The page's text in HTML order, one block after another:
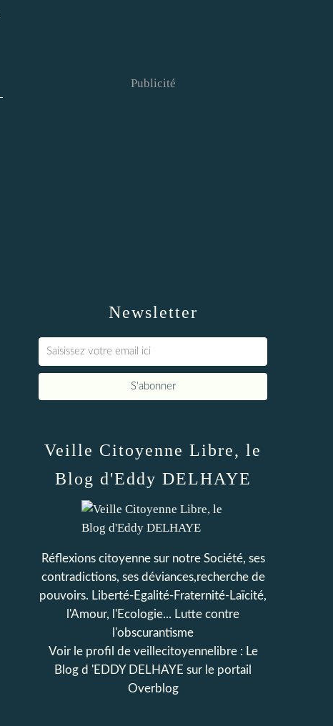
Newsletter
Publicité
Veille Citoyenne Libre, le
Blog d'Eddy DELHAYE
Réflexions citoyenne sur notre Société, ses
contradictions, ses déviances,recherche de
pouvoirs. Liberté-Egalité-Fraternité-Laïcité,
l'Amour, l'Ecologie... Lutte contre
l'obscurantisme
Voir le profil de veillecitoyennelibre : Le
Blog d 'EDDY DELHAYE sur le portail
Overblog